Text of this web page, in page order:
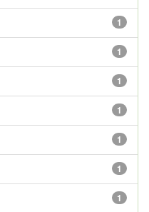
1
1
1
1
1
1
1